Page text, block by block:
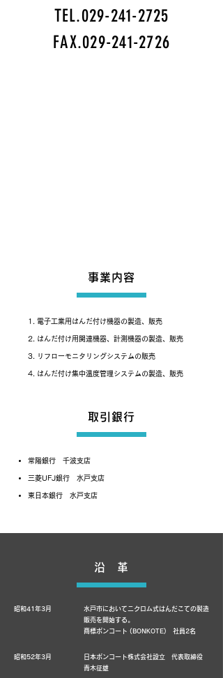
TEL.029-241-2725
FAX.029-241-2726
事業内容
1. 電子工業用はんだ付け機器の製造、販売
2. はんだ付け用関連機器、計測機器の製造、販売
3. リフローモニタリングシステムの販売
4. はんだ付け集中温度管理システムの製造、販売
取引銀行
常陽銀行 千波支店
三菱UFJ銀行 水戸支店
東日本銀行 水戸支店
沿 革
昭和41年3月
水戸市においてニクロム式はんだこての製造
販売を開始する。
商標ボンコート (BONKOTE) 社員2名
昭和52年3月
日本ボンコート株式会社設立 代表取締役
青木征雄